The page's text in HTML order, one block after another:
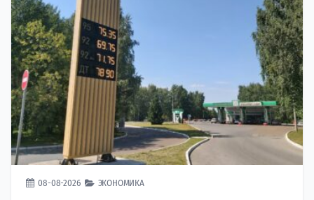
08-08-2026 ЭКОНОМИКА